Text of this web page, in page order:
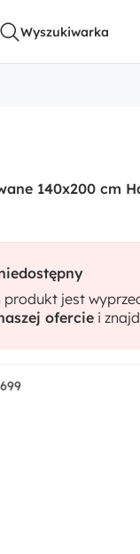
140x200 cm
jest
ofercie i